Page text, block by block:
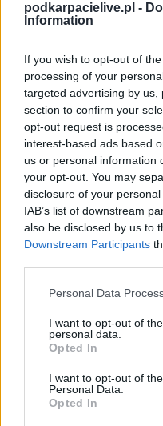
podkarpacielive.pl -
Information
If you wish to opt-out of
processing of your
targeted advertising by
section to confirm your
opt-out request is
interest-based ads based
us or personal information
your opt-out. You may
disclosure of your
IAB’s list of downstream
also be disclosed by us to
Downstream Participants
Please note that this
not limited to your visit or
grant or deny consent to
use your data for below
consent section.
Personal Data
I want to opt-out of
personal data.
Opted In
I want to opt-out of
Personal Data.
Opted In
KS DevelopRes Rzeszów
kolejce TAURON Ligi.
pozostawiły Metalkas
setach.&nbsp; &nbsp;
Bydgoszczy z chęcią
Mistrzyń ...